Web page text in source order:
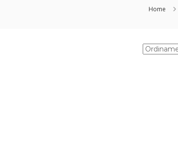
Home